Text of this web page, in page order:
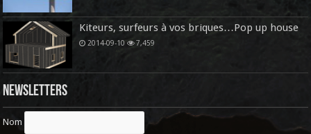
Kiteurs, surfeurs à vos briques…Pop up house
2014-09-10 7,459
Newsletters
Nom